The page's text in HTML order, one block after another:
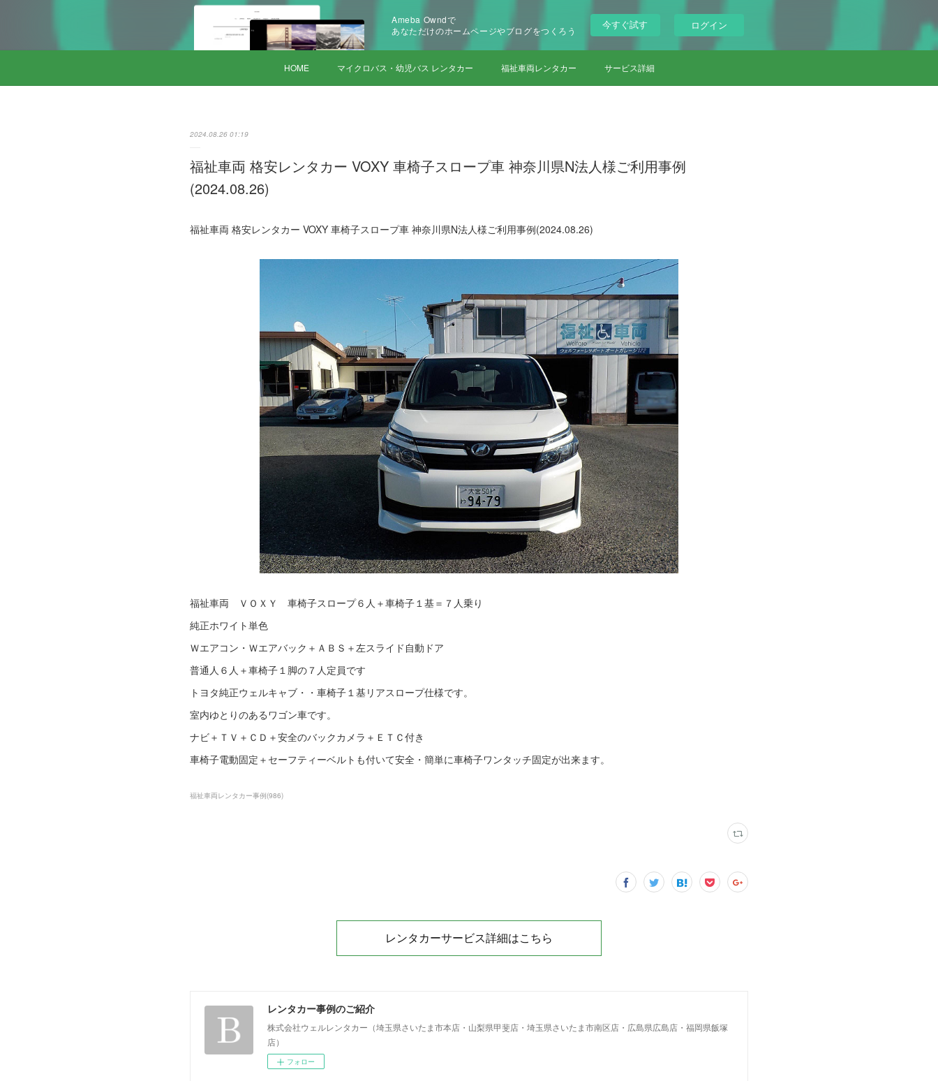
Ameba Owndで
あなただけのホームページやブログをつくろう
今すぐ試す ログイン
HOME マイクロバス・幼児バス レンタカー 福祉車両レンタカー サービス詳細
2024.08.26 01:19
福祉車両 格安レンタカー VOXY 車椅子スロープ車 神奈川県N法人様ご利用事例
(2024.08.26)
福祉車両 格安レンタカー VOXY 車椅子スロープ車 神奈川県N法人様ご利用事例(2024.08.26)
福祉車両 ＶＯＸＹ 車椅子スロープ６人＋車椅子１基＝７人乗り
純正ホワイト単色
Ｗエアコン・Ｗエアバック＋ＡＢＳ＋左スライド自動ドア
普通人６人＋車椅子１脚の７人定員です
トヨタ純正ウェルキャブ・・車椅子１基リアスロープ仕様です。
室内ゆとりのあるワゴン車です。
ナビ＋ＴＶ＋ＣＤ＋安全のバックカメラ＋ＥＴＣ付き
車椅子電動固定＋セーフティーベルトも付いて安全・簡単に車椅子ワンタッチ固定が出来ます。
福祉車両レンタカー事例(986)
レンタカーサービス詳細はこちら
レンタカー事例のご紹介
株式会社ウェルレンタカー（埼玉県さいたま市本店・山梨県甲斐店・埼玉県さいたま市南区店・広島県広島店・福岡県飯塚
店）
フォロー